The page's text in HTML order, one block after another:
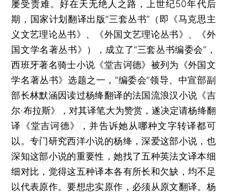
屡受责难。好在天无绝人之路，上世纪50年代后
期，国家计划翻译出版“三套丛书”（即《马克思主
义文艺理论丛书》、《外国文艺理论丛书》、《外
国文学名著丛书》），成立了“三套丛书编委会”，
西班牙著名骑士小说《堂吉诃德》被列为《外国文
学名著丛书》选题之一，“编委会”领导、中宣部副
部长林默涵因读过杨绛翻译的法国流浪汉小说《吉
尔·布拉斯》，对其译笔大为赞赏，遂决定请杨绛翻
译《堂吉诃德》，并告诉她从哪种文字转译都可
以。专门研究西洋小说的杨绛，深爱这部小说，也
深知这部小说的重要性，她找了五种英法文译本细
细对比，觉得这五种译本各有所长和欠缺，均不足
以代表原作。要想忠实原作，必须从原文翻译。杨